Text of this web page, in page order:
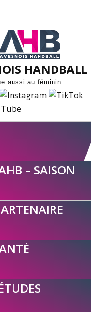
HANDBALL
aussi au féminin
– SAISON